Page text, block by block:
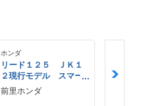
ホンダ
リード１２５ ＪＫ１
２現行モデル スマー
トキー ＬＥＤヘッド
ライト Ｔｙｐｅ−Ｃ
前里ホンダ